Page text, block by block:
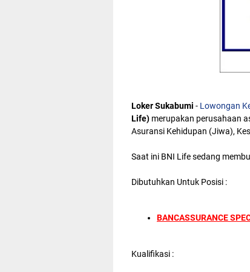
Loker Sukabumi - Lowongan
Life) merupakan perusahaan
Asuransi Kehidupan (Jiwa),
Saat ini BNI Life sedang
Dibutuhkan Untuk Posisi :
BANCASSURANCE
Kualifikasi :